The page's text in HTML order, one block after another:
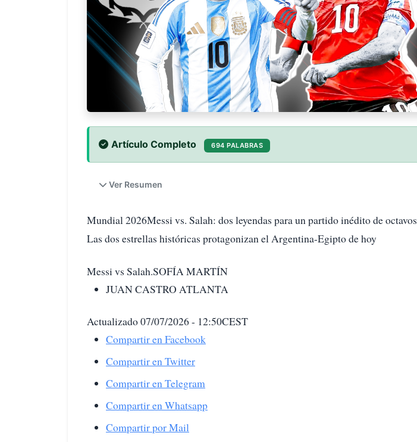
Artículo Completo 694 PALABRAS
Ver Resumen
Mundial 2026Messi vs. Salah: dos leyendas para un partido inédito de octavos
Las dos estrellas históricas protagonizan el Argentina-Egipto de hoy
Messi vs Salah.SOFÍA MARTÍN
JUAN CASTRO ATLANTA
Actualizado 07/07/2026 - 12:50CEST
Compartir en Facebook
Compartir en Twitter
Compartir en Telegram
Compartir en Whatsapp
Compartir por Mail